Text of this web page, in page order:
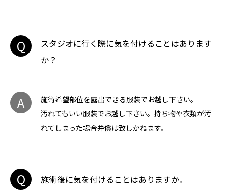
Q
スタジオに行く際に気を付けることはあります
か？
A
施術希望部位を露出できる服装でお越し下さい。
汚れてもいい服装でお越し下さい。持ち物や衣類が汚
れてしまった場合弁償は致しかねます。
Q 施術後に気を付けることはありますか。